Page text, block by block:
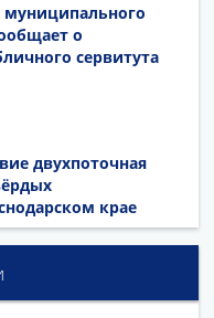
муниципального
о
сервитута
двухпоточная
крае